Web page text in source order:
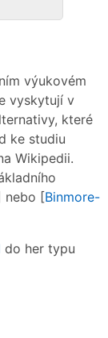
výukovém
vyskytují v
které
ke studiu
Wikipedii.
nebo [Binmore-
do her typu